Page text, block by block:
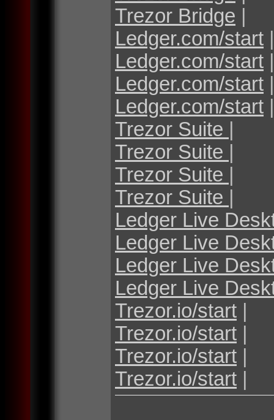
Trezor Bridge |
Ledger.com/start |
Ledger.com/start |
Ledger.com/start |
Ledger.com/start |
Trezor Suite |
Trezor Suite |
Trezor Suite |
Trezor Suite |
Ledger Live
Ledger Live
Ledger Live
Ledger Live
Trezor.io/start |
Trezor.io/start |
Trezor.io/start |
Trezor.io/start |